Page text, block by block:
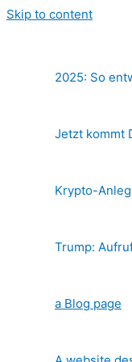
Skip to content
2025: So
Jetzt kommt
Krypto-
Trump:
a Blog page